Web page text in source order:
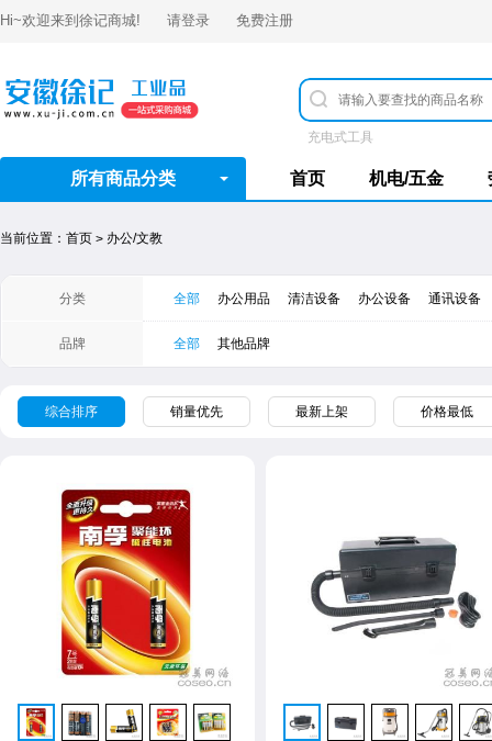
Hi~欢迎来到 徐记商城! 请登录 免费注册
充电式工具
所有商品分类 首页 机电/五金
当前位置： 首页 > 办公/文教
分类 全部 办公用品 清洁设备 办公设备 通讯设备
品牌 全部 其他品牌
综合排序 销量优先 最新上架 价格最低